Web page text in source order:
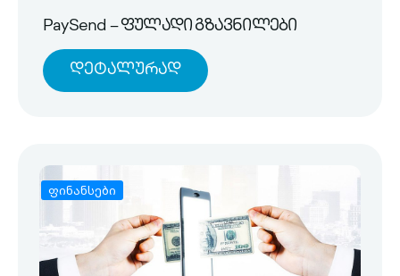
PaySend – ფულადი გზავნილები
Დეტალურად
ფინანსები